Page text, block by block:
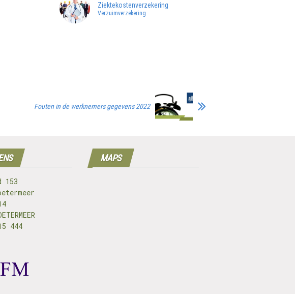
Ziektekostenverzekering
Verzuimverzekering
Fouten in de werknemers gegevens 2022
153
444
MAPS